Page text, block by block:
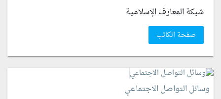
شبكة المعارف الإسلامية
صفحة الكاتب
وسائل التواصل الاجتماعي